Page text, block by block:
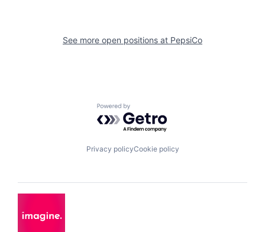
See more open positions at PepsiCo
Powered by Getro.com
Privacy policyCookie policy